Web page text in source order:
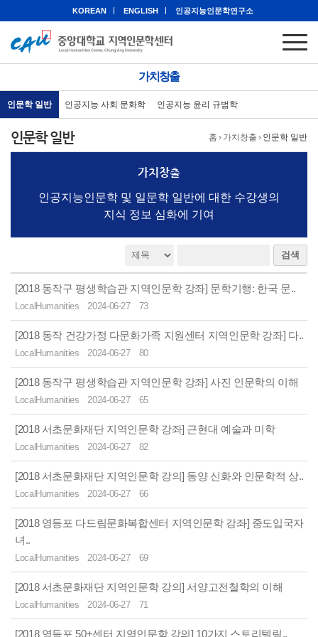
KOREAN ENGLISH 인공지능인문학연구소
가치창출
인문학 일반 인공지능 사회 문화학 인공지능 윤리 규범학
홈 › 가치창출 › 인문학 일반
인문학 일반
가치창출
인공지능인문학 및 일문학 일반에 대한 수강생의
지식 정보 심화에 기여
검색
[2018 동작구 평생학습관 지역인문학 강좌] 문학기행: 한국 문..
LocalHumanities 2024-06-27 73
[2018 동작 건강가정 다문화가족 지원센터 지역인문학 강좌] 다..
LocalHumanities 2024-06-27 80
[2018 동작구 평생학습관 지역인문학 강좌] 사진 인문학의 이해
LocalHumanities 2024-06-27 65
[2018 서초문화재단 지역인문학 강좌] 근현대 예술과 미학
LocalHumanities 2024-06-27 82
[2018 서초문화재단 지역인문학 강의] 동양 신화와 인문학적 상..
LocalHumanities 2024-06-27 66
[2018 영등포 다드림문화복합센터 지역인문학 강좌] 중도입국자
녀..
LocalHumanities 2024-06-27 69
[2018 서초문화재단 지역인문학 강의] 서양고전철학의 이해
LocalHumanities 2024-06-27 71
[2018 영등포 50+센터 지역인문학 강의] 10가지 스토리텔링..